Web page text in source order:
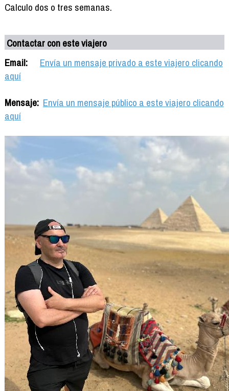
Calculo dos o tres semanas.
Contactar con este viajero
Email:
Envía un mensaje privado a este viajero clicando
aquí
Mensaje: Envía un mensaje público a este viajero clicando
aquí